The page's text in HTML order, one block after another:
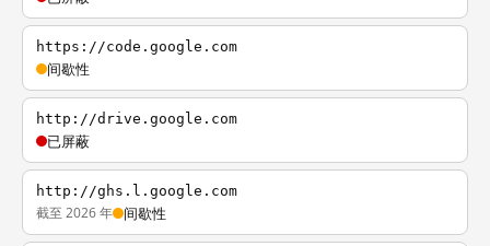
https://code.google.com
间歇性
http://drive.google.com
已屏蔽
http://ghs.l.google.com
截至 2026 年 间歇性